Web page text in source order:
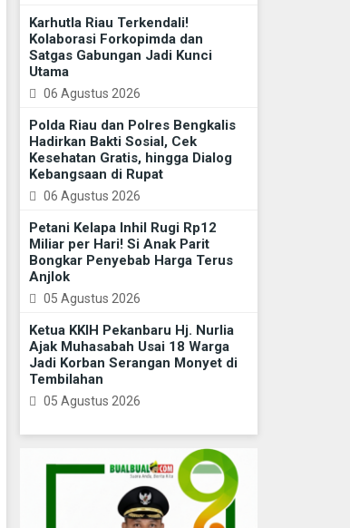
Karhutla Riau Terkendali!
Kolaborasi Forkopimda dan
Satgas Gabungan Jadi Kunci
Utama
06 Agustus 2026
Polda Riau dan Polres Bengkalis
Hadirkan Bakti Sosial, Cek
Kesehatan Gratis, hingga Dialog
Kebangsaan di Rupat
06 Agustus 2026
Petani Kelapa Inhil Rugi Rp12
Miliar per Hari! Si Anak Parit
Bongkar Penyebab Harga Terus
Anjlok
05 Agustus 2026
Ketua KKIH Pekanbaru Hj. Nurlia
Ajak Muhasabah Usai 18 Warga
Jadi Korban Serangan Monyet di
Tembilahan
05 Agustus 2026